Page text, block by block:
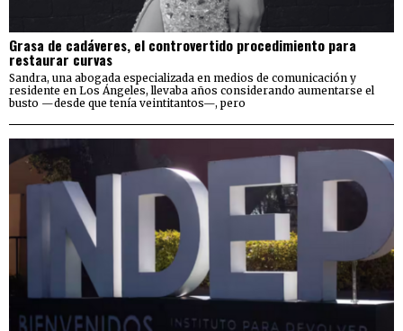
Grasa de cadáveres, el controvertido procedimiento para
restaurar curvas
Sandra, una abogada especializada en medios de comunicación y
residente en Los Ángeles, llevaba años considerando aumentarse el
busto —desde que tenía veintitantos—, pero